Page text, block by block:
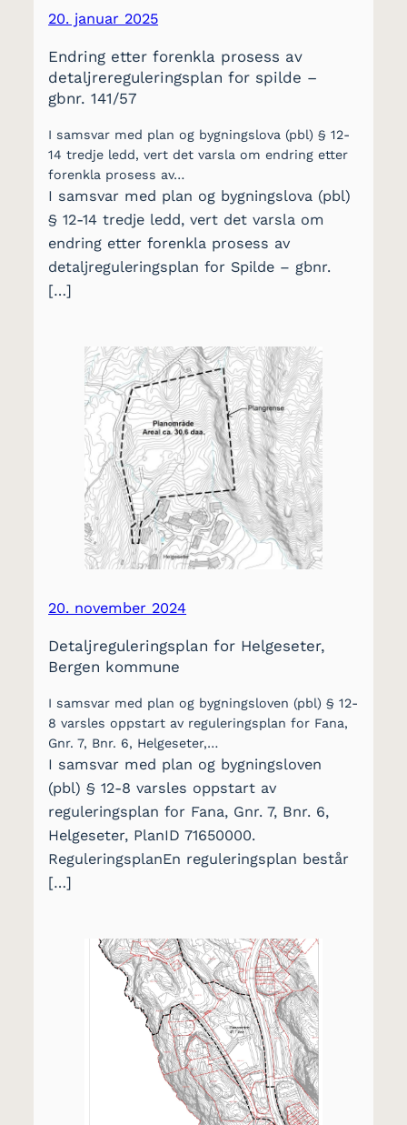
20. januar 2025
Endring etter forenkla prosess av
detaljrereguleringsplan for spilde –
gbnr. 141/57
I samsvar med plan og bygningslova (pbl) § 12-
14 tredje ledd, vert det varsla om endring etter
forenkla prosess av…
I samsvar med plan og bygningslova (pbl)
§ 12-14 tredje ledd, vert det varsla om
endring etter forenkla prosess av
detaljreguleringsplan for Spilde – gbnr.
[…]
20. november 2024
Detaljreguleringsplan for Helgeseter,
Bergen kommune
I samsvar med plan og bygningsloven (pbl) § 12-
8 varsles oppstart av reguleringsplan for Fana,
Gnr. 7, Bnr. 6, Helgeseter,…
I samsvar med plan og bygningsloven
(pbl) § 12-8 varsles oppstart av
reguleringsplan for Fana, Gnr. 7, Bnr. 6,
Helgeseter, PlanID 71650000.
ReguleringsplanEn reguleringsplan består
[…]